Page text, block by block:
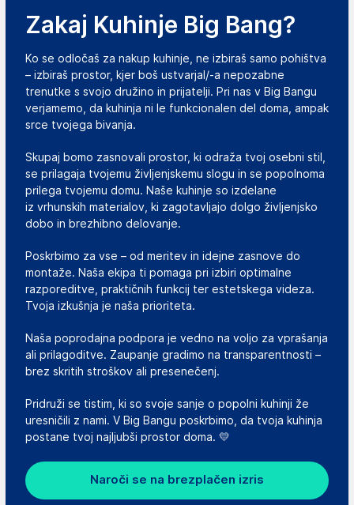
Zakaj Kuhinje Big Bang?
Ko se odločaš za nakup kuhinje, ne izbiraš samo pohištva
– izbiraš prostor, kjer boš ustvarjal/-a nepozabne
trenutke s svojo družino in prijatelji. Pri nas v Big Bangu
verjamemo, da kuhinja ni le funkcionalen del doma, ampak
srce tvojega bivanja.
Skupaj bomo zasnovali prostor, ki odraža tvoj osebni stil,
se prilagaja tvojemu življenjskemu slogu in se popolnoma
prilega tvojemu domu. Naše kuhinje so izdelane
iz vrhunskih materialov, ki zagotavljajo dolgo življenjsko
dobo in brezhibno delovanje.
Poskrbimo za vse – od meritev in idejne zasnove do
montaže. Naša ekipa ti pomaga pri izbiri optimalne
razporeditve, praktičnih funkcij ter estetskega videza.
Tvoja izkušnja je naša prioriteta.
Naša poprodajna podpora je vedno na voljo za vprašanja
ali prilagoditve. Zaupanje gradimo na transparentnosti –
brez skritih stroškov ali presenečenj.
Pridruži se tistim, ki so svoje sanje o popolni kuhinji že
uresničili z nami. V Big Bangu poskrbimo, da tvoja kuhinja
postane tvoj najljubši prostor doma. 💛
Naroči se na brezplačen izris